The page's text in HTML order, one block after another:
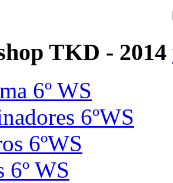
TKD - 2014
6º WS
6ºWS
6ºWS
6º WS